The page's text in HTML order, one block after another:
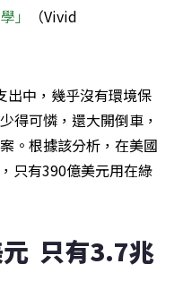
」
（Vivid
出中，幾乎沒有環境保
得可憐，還大開倒車，
。根據該分析，在美國
只有390億美元用在綠
只有3.7兆